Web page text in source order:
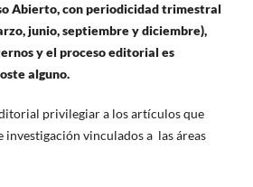
Abierto, con periodicidad trimestral
junio, septiembre y diciembre),
y el proceso editorial es
alguno.
privilegiar a los artículos que
investigación vinculados a las áreas